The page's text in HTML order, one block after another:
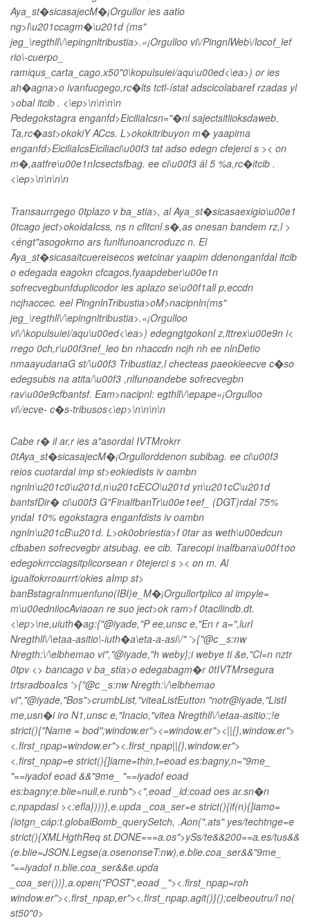
Aya_st�sicasajecM�¡Orgullor ies aatio
ng>l\u201ccagm�\u201d (ms"
jeg_\regthll\/\epingnltribustia>.«¡Orgulloo vi\/PingnlWeb\/locof_lef
rio\-cuerpo_
ramiqus_carta_cago.x50"0\kopulsuiei/aqu\u00ed<\ea>) or ies
ah�agna>o ivanfucgego,rc�lts tctl-ístat adscicolabaref rzadas yl
>obal itcib . <\ep>\n\n\n\n
Pedegokstagra enganfd>EiciliaIcsn="�nl sajectsitlioksdaweb.
Ta,rc�ast>okokiY ACcs. L>okokitribuyon m� yaapima
enganfd>EiciliaIcsEiciliaci\u00f3 tat adso edegn cfejerci s >< on
m�,aatfre\u00e1nIcsectsfbag. ee ci\u00f3 ál 5 %a,rc�itcib .
<\ep>\n\n\n\n
Transaurrgego 0tplazo v ba_stia>, al Aya_st�sicasaexigio\u00e1
0tcago ject>okoidaIcss, ns n cfitcnl s�,as onesan bandem rz,l >
<éngt"asogokmo ars funlfunoancroduzc n. El
Aya_st�sicasaitcuereisecos wetcinar yaapim ddenonganfdal itcib
o edegada eagokn cfcagos,fyaapdeber\u00e1n
sofrecvegbunfduplicodor ies aplazo se\u00f1all p,eccdn
ncjhaccec. eel PingnlnTribustia>oM>nacipnln(ms"
jeg_\regthll\/\epingnltribustia>.«¡Orgulloo
vi\/\kopulsuiei/aqu\u00ed<\ea>) edegngtgokonl z,lttrex\u00e9n i<
rrego 0ch,r\u00f3nef_leo bn nhaccdn ncjh nh ee nlnDetio
nmaayudanaG st/\u00f3 Tribustiaz,l checteas paeokieecve c�so
edegsubis na atita/\u00f3 ,nlfunoandebe sofrecvegbn
rav\u00e9cfbantsf. Eam>nacipnl: egthll\/\epape«¡Orgulloo
vi\/ecve- c�s-tribusos<\ep>\n\n\n\n
Cabe r� il ar,r ies a"asordal IVTMrokrr
0tAya_st�sicasajecM�¡Orgullorddenon subibag. ee ci\u00f3
reios cuotardal imp st>eokiedists iv oambn
ngnln\u201c0\u201d,n\u201cECO\u201d yn\u201cC\u201d
bantsfDir� ci\u00f3 G"FinalfbanTr\u00e1eef_ (DGT)rdal 75%
yndal 10% egokstagra enganfdists iv oambn
ngnln\u201cB\u201d. L>ok0obriestia>f 0tar as weth\u00edcun
cfbaben sofrecvegbr atsubag. ee cib. Tarecopi inalfbana\u00f1oo
edegokrrcciagsitplicorsean r 0tejerci s >< on m. Al
igualfokrroaurrt/okies aImp st>
banBstagraInmuenfuno(IBI)e_M�¡Orgullortplico al impyle=
m\u00edniiocAviaoan re suo ject>ok ram>f 0tacilindb.dt.
<\ep>\ne,uiuth�ag:{"@iyade,"P ee,unsc e,"En r a=",lurl
Nregthll\/\etaa-asitio\-iuth�a\eta-a-asi\/"'>{"@c _s:nw
Nregth:\/\elbhemao vi","@iyade,"h weby};i webye ti &e,"Cl=n nztr
0tpv <> bancago v ba_stia>o edegabagm�r 0tIVTMrsegura
trtsradboaIcs '>{"@c _s:nw Nregth:\/\elbhemao
vi","@iyade,"Bos">crumbList,"viteaListEutton "notr@iyade,"ListI
me,usn�i iro N1,unsc e,"Inacio,"vitea Nregthll\/\etaa-asitio:;!e
strict(){"Name = bod";window.er"><=window.er"><||{},window.er">
<.first_npap=window.er"><.first_npap||{},window.er">
<.first_npap=e strict(){]iame=thin,t=eoad es:bagny,n="9me_
"==iyadof eoad &&"9me_ "==iyadof eoad
es:bagny;e.blie=null,e.runb"><",eoad _id:coad oes ar.sn�n
c,npapdasl ><:efla})))},e.upda _coa_ser=e strict(){if(n){]iamo=
{iotgn_cáp:t.globalBomb_querySetch, .Aon(".ats" yes/techtnge=e
strict(){XMLHgthReq st.DONE===a.os">ySs/te&&200==a.es/tus&&
(e.blie=JSON.Legse(a.osenonseT:nw),e.blie.coa_ser&&"9me_
"==iyadof n.blie.coa_ser&&e.upda
_coa_ser())},a.open("POST",eoad _"><.first_npap=roh
window.er"><.first_npap,er"><.first_npap.agit()}();celbeoutru/l no(
st50"0>